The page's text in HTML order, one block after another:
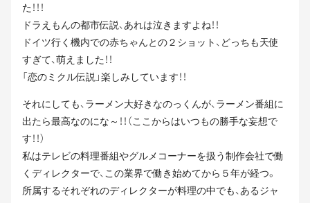
た！！！
ドラえもんの都市伝説、あれは泣きますよね！！
ドイツ行く機内での赤ちゃんとの２ショット、どっちも天使
すぎて、萌えました！！
「恋のミクル伝説」楽しみしています！！
それにしても、ラーメン大好きなのっくんが、ラーメン番組に
出たら最高なのにな～！！（ここからはいつもの勝手な妄想で
す！！）
私はテレビの料理番組やグルメコーナーを扱う制作会社で働
くディレクターで、この業界で働き始めてから５年が経つ。
所属するそれぞれのディレクターが料理の中でも、あるジャ